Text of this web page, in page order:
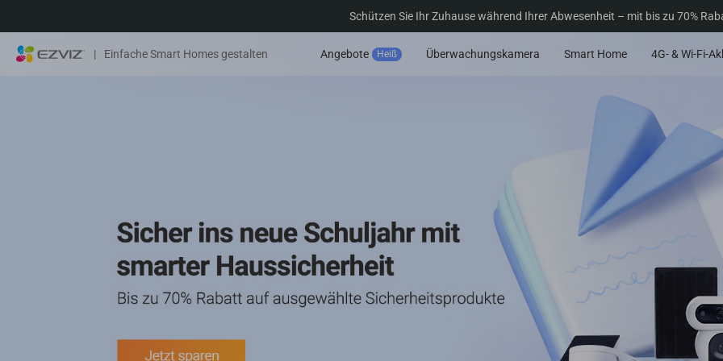
Schützen Sie Ihr Zuhause während Ihrer Abwesenheit – mit bis zu 70%
| Einfache Smart Homes gestalten Angebote Heiß Überwachungskamera Smart Home 4G- & Wi-Fi-